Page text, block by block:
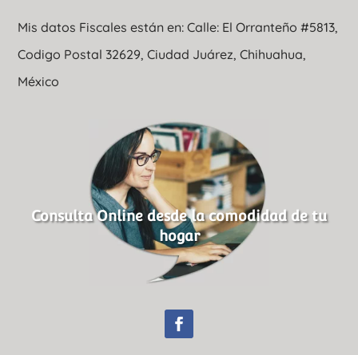
Mis datos Fiscales están en: Calle: El Orranteño #5813,
Codigo Postal 32629, Ciudad Juárez, Chihuahua,
México
Consulta Online desde la comodidad de tu
hogar